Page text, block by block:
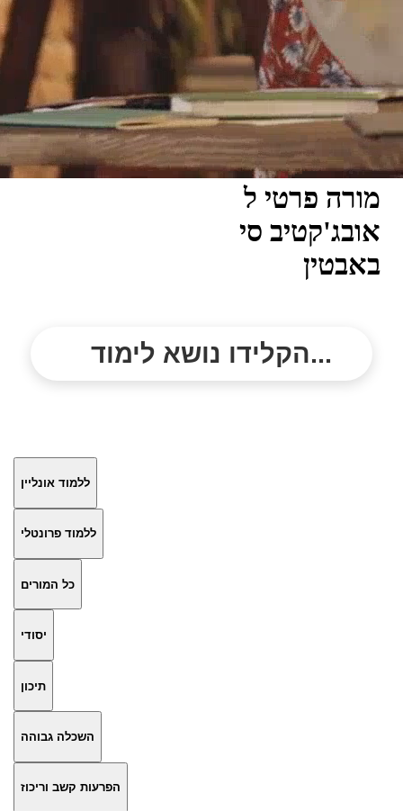
מורה פרטי ל
אובג'קטיב סי
באבטין
הקלידו נושא לימוד...
ללמוד אונליין
ללמוד פרונטלי
כל המורים
יסודי
תיכון
השכלה גבוהה
הפרעות קשב וריכוז